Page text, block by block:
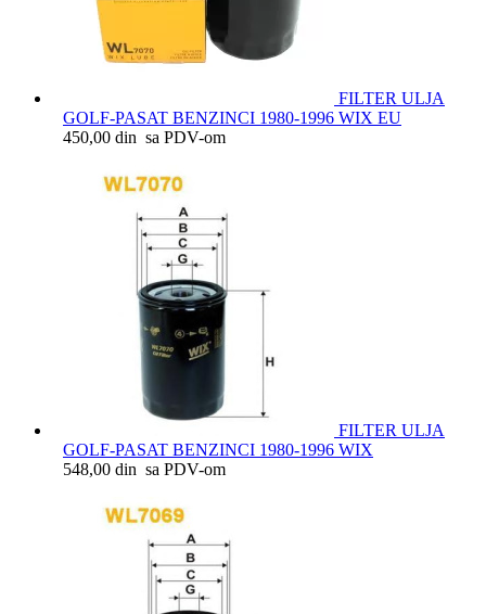
FILTER ULJA
GOLF-PASAT BENZINCI 1980-1996 WIX EU
450,00 din sa PDV-om
FILTER ULJA
GOLF-PASAT BENZINCI 1980-1996 WIX
548,00 din sa PDV-om